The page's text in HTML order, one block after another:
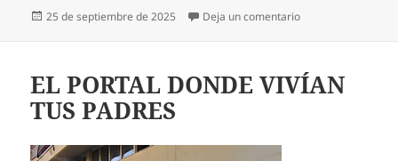
Publicado
25 de septiembre de 2025 Deja un comentarioen LAS
EL PORTAL DONDE VIVÍAN
TUS PADRES